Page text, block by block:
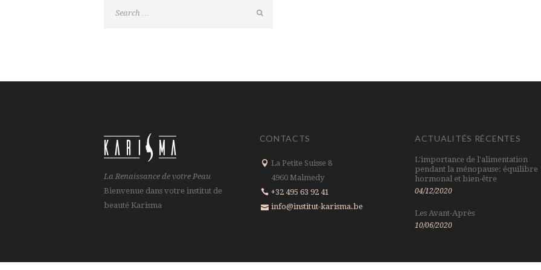
La Renaissance de votre Peau
Bienvenue dans votre institut de
beauté Karisma
CONTACTS
La Petite Suisse 8
4960 Malmedy
+32 495 63 92 41
info@institut-karisma.be
ACTUALITÉS RÉCENTES
L'importance de l'alimentation
pendant la ménopause: équilibre
hormonal et bien-être
04/12/2020
Les Avant-Après
10/06/2020